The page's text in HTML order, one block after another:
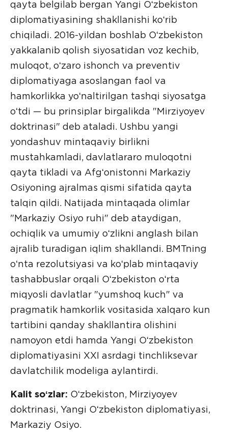
qayta belgilab bergan Yangi Oʻzbekiston
diplomatiyasining shakllanishi koʻrib
chiqiladi. 2016-yildan boshlab Oʻzbekiston
yakkalanib qolish siyosatidan voz kechib,
muloqot, oʻzaro ishonch va preventiv
diplomatiyaga asoslangan faol va
hamkorlikka yoʻnaltirilgan tashqi siyosatga
oʻtdi — bu prinsiplar birgalikda "Mirziyoyev
doktrinasi" deb ataladi. Ushbu yangi
yondashuv mintaqaviy birlikni
mustahkamladi, davlatlararo muloqotni
qayta tikladi va Afgʻonistonni Markaziy
Osiyoning ajralmas qismi sifatida qayta
talqin qildi. Natijada mintaqada olimlar
"Markaziy Osiyo ruhi" deb ataydigan,
ochiqlik va umumiy oʻzlikni anglash bilan
ajralib turadigan iqlim shakllandi. BMTning
oʻnta rezolutsiyasi va koʻplab mintaqaviy
tashabbuslar orqali Oʻzbekiston oʻrta
miqyosli davlatlar "yumshoq kuch" va
pragmatik hamkorlik vositasida xalqaro kun
tartibini qanday shakllantira olishini
namoyon etdi hamda Yangi Oʻzbekiston
diplomatiyasini XXI asrdagi tinchliksevar
davlatchilik modeliga aylantirdi.
Kalit soʻzlar: Oʻzbekiston, Mirziyoyev
doktrinasi, Yangi Oʻzbekiston diplomatiyasi,
Markaziy Osiyo.